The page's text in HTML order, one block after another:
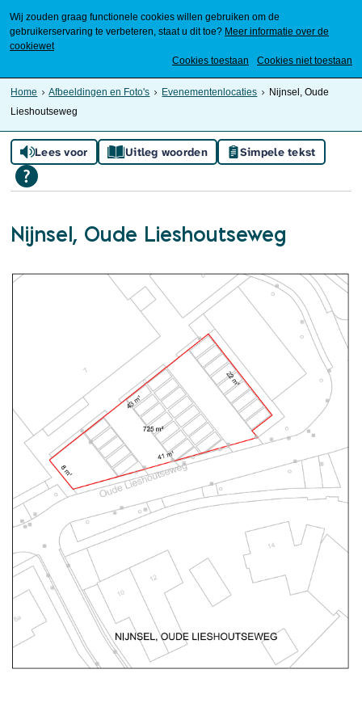
Wij zouden graag functionele cookies willen gebruiken om de
gebruikerservaring te verbeteren, staat u dit toe? Meer informatie over de
cookiewet
Cookies toestaan
Cookies niet toestaan
Home Afbeeldingen en Foto's Evenementenlocaties
Nijnsel, Oude
Lieshoutseweg
Lees voor Uitleg woorden Simpele tekst
Nijnsel, Oude Lieshoutseweg